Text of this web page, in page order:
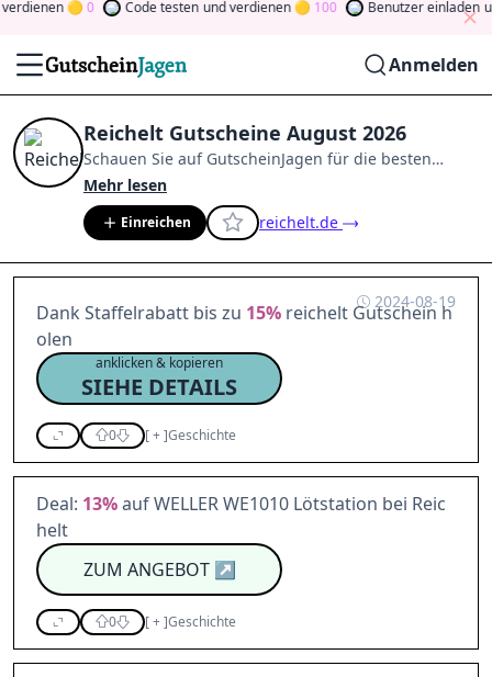
0 Code testen und verdienen 100 Benutzer einladen
Anmelden
Reichelt Gutscheine August 2026
Schauen Sie auf GutscheinJagen für die besten
Reichelt-Angebote im
der Community
und verdienen Sie Tokens, indem Sie
durch Abstimmen, Testen, Teilen und mehr
beitragen. Drehen Sie den Glücksklee
Sie Geld
Mehr lesen
Einreichen reichelt.de
2024-08-19
Dank Staffelrabatt bis zu 15% reichelt Gutschein h
olen
anklicken & kopieren
SIEHE DETAILS
0 [+]Geschichte
Deal: 13%auf WELLER WE1010 Lötstation bei Reic
helt
ZUM ANGEBOT↗
0 [+]Geschichte